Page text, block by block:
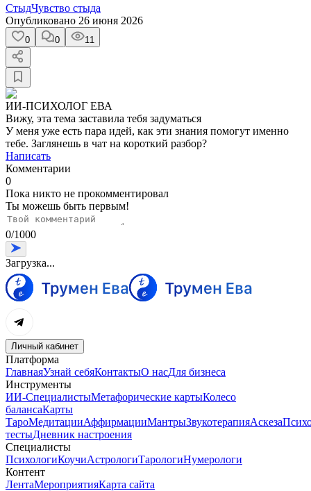
СтыдЧувство стыда
Опубликовано 26 июня 2026
0 0 11
ИИ-ПСИХОЛОГ ЕВА
Вижу, эта тема заставила тебя задуматься
У меня уже есть пара идей, как эти знания помогут именно
тебе. Заглянешь в чат на короткий разбор?
Написать
Комментарии
0
Пока никто не прокомментировал
Ты можешь быть первым!
0/1000
Загрузка...
Личный кабинет
Платформа
ГлавнаяУзнай себяКонтактыО насДля бизнеса
Инструменты
ИИ-СпециалистыМетафорические картыКолесо
балансаКарты
ТароМедитацииАффирмацииМантрыЗвукотерапияАскеза
тестыДневник настроения
Специалисты
ПсихологиКоучиАстрологиТарологиНумерологи
Контент
ЛентаМероприятияКарта сайта